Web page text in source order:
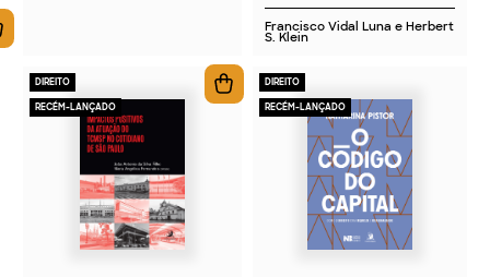
Francisco Vidal Luna e Herbert
S. Klein
DIREITO
RECÉM-LANÇADO
2026
DIREITO
RECÉM-LANÇADO
2026